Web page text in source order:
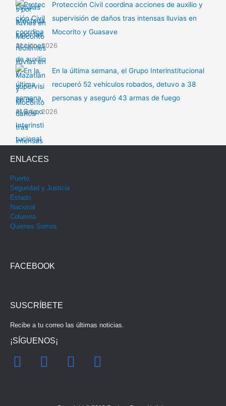
Protección Civil coordina acciones de auxilio y
supervisión de daños tras intensas lluvias en
Mocorito y Guasave
31 julio, 2026
En la última semana, el Grupo Interinstitucional
recuperó 52 vehículos robados, detuvo a 38
personas y aseguró 43 armas de fuego
31 julio, 2026
ENLACES
Puerto
Seguridad y Justicia
Estado
Nacional
Columna
Quienes Somos
FACEBOOK
SUSCRÍBETE
Recibe a tu correo las últimas noticias.
¡SÍGUENOS¡
F
I
Y
T